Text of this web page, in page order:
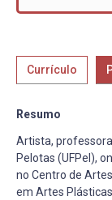
Currículo
Resumo
Artista,
Pelotas (UFPel),
no Centro de
em Artes